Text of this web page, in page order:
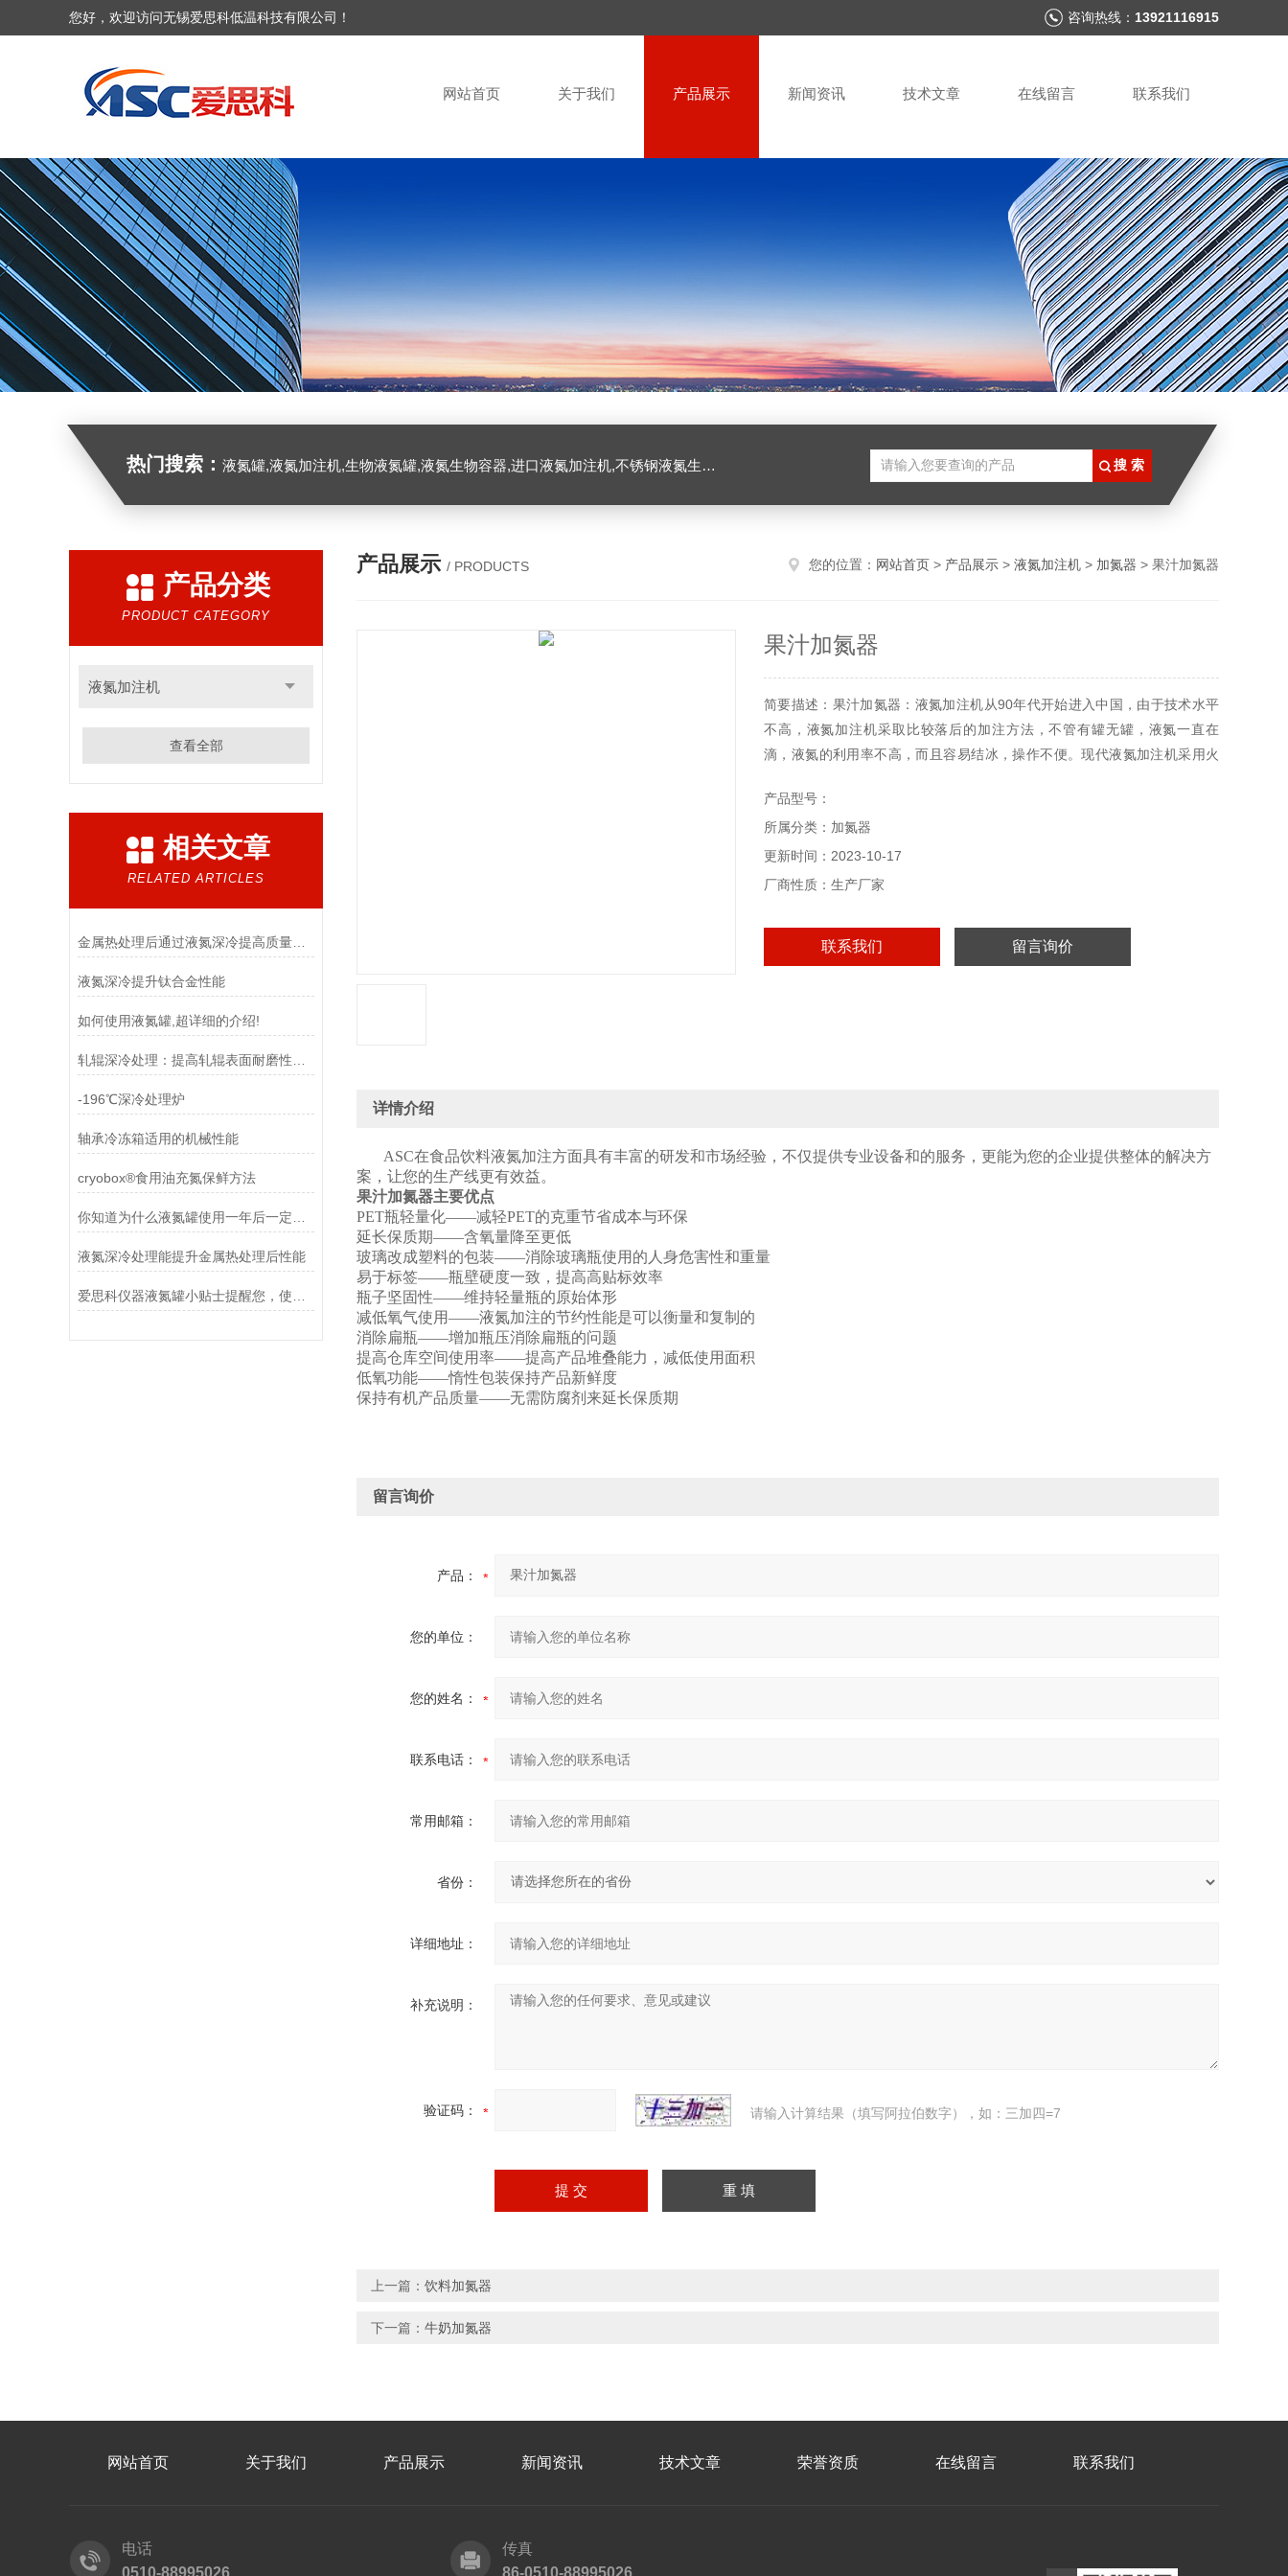
您好，欢迎访问无锡爱思科低温科技有限公司！ 咨询热线： 13921116915
网站首页 关于我们 产品展示 新闻资讯 技术文章 在线留言 联系我们
热门搜索： 液氮罐,液氮加注机,生物液氮罐,液氮生物容器,进口液氮加注机,不锈钢液氮生物容器
产品分类
PRODUCT CATEGORY
液氮加注机
查看全部
相关文章
RELATED ARTICLES
金属热处理后通过液氮深冷提高质量、延长寿命、降低生产成本
液氮深冷提升钛合金性能
如何使用液氮罐,超详细的介绍!
-196℃深冷处理炉
轴承冷冻箱适用的机械性能
cryobox®食用油充氮保鲜方法
液氮深冷处理能提升金属热处理后性能
产品展示 / PRODUCTS 您的位置： 网站首页 > 产品展示 > 液氮加注机 > 加氮器 > 果汁加氮器
果汁加氮器
简要描述：果汁加氮器：液氮加注机从90年代开始进入中国，由于技术水平
不高，液氮加注机采取比较落后的加注方法，不管有罐无罐，液氮一直在
滴，液氮的利用率不高，而且容易结冰，操作不便。现代液氮加注机采用火
踪。无罐不加注，有罐加注。液氮加注机全程防冻结保护，简单，容易操
作，液氮利用率大大提高。
产品型号：
所属分类：加氮器
更新时间：2023-10-17
厂商性质：生产厂家
联系我们 留言询价
详情介绍
ASC在食品饮料液氮加注方面具有丰富的研发和市场经验，不仅提供专业设备和的服务，更能为您的企业提供整体的解决方
案，让您的生产线更有效益。
果汁加氮器主要优点
PET瓶轻量化——减轻PET的克重节省成本与环保
延长保质期——含氧量降至更低
玻璃改成塑料的包装——消除玻璃瓶使用的人身危害性和重量
易于标签——瓶壁硬度一致，提高高贴标效率
瓶子坚固性——维持轻量瓶的原始体形
减低氧气使用——液氮加注的节约性能是可以衡量和复制的
消除扁瓶——增加瓶压消除扁瓶的问题
提高仓库空间使用率——提高产品堆叠能力，减低使用面积
低氧功能——惰性包装保持产品新鲜度
保持有机产品质量——无需防腐剂来延长保质期
留言询价
产品：
您的单位：
您的姓名：
联系电话：
常用邮箱：
省份：
详细地址：
补充说明：
验证码： 请输入计算结果（填写阿拉伯数字），如：三加四=7
上一篇： 饮料加氮器
下一篇： 牛奶加氮器
网站首页 关于我们 产品展示 新闻资讯 技术文章 荣誉资质 在线留言 联系我们
电话
0510-88995026
传真
86-0510-88995026